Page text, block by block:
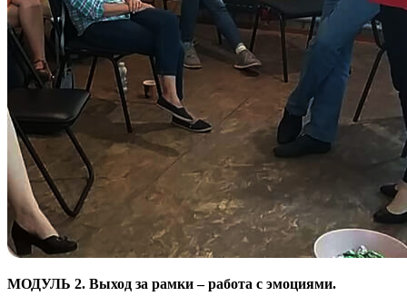
МОДУЛЬ 2. Выход за рамки – работа с эмоциями.